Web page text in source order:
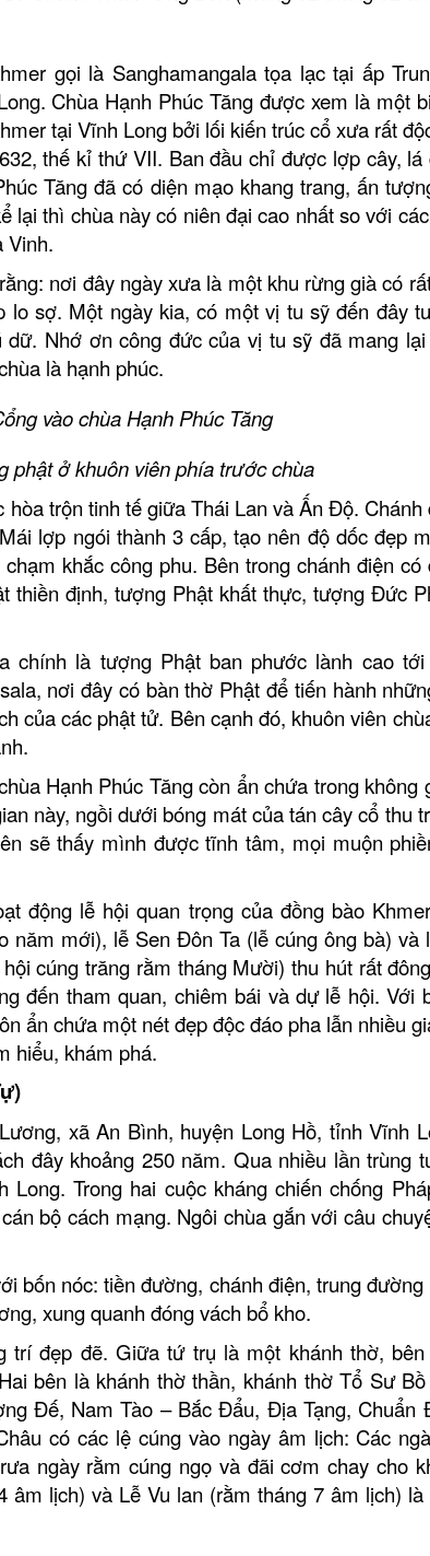
gọi là Sanghamangala tọa lạc tại ấp
Chùa Hạnh Phúc Tăng được xem là một
tại Vĩnh Long bởi lối kiến trúc cổ xưa rất
thế kỉ thứ VII. Ban đầu chỉ được lợp cây,
Tăng đã có diện mạo khang trang, ấn
lại thì chùa này có niên đại cao nhất so với
Vinh.
nơi đây ngày xưa là một khu rừng già có
lo sợ. Một ngày kia, có một vị tu sỹ đến đây
Nhớ ơn công đức của vị tu sỹ đã mang
là hạnh phúc.
vào chùa Hạnh Phúc Tăng
phật ở khuôn viên phía trước chùa
hòa trộn tinh tế giữa Thái Lan và Ấn Độ.
lợp ngói thành 3 cấp, tạo nên độ dốc đẹp
khắc công phu. Bên trong chánh điện
thiền định, tượng Phật khất thực, tượng Đức
chính là tượng Phật ban phước lành cao
nơi đây có bàn thờ Phật để tiến hành
của các phật tử. Bên cạnh đó, khuôn viên
Hạnh Phúc Tăng còn ẩn chứa trong không
này, ngồi dưới bóng mát của tán cây cổ thu
sẽ thấy mình được tĩnh tâm, mọi muộn
động lễ hội quan trọng của đồng bào
năm mới), lễ Sen Đôn Ta (lễ cúng ông bà)
cúng trăng rằm tháng Mười) thu hút rất
đến tham quan, chiêm bái và dự lễ hội.Với
ẩn chứa một nét đẹp độc đáo pha lẫn nhiều
hiểu, khám phá.
xã An Bình, huyện Long Hồ, tỉnh Vĩnh
đây khoảng 250 năm. Qua nhiều lần trùng
Long.Trong hai cuộc kháng chiến chống
bộ cách mạng. Ngôi chùa gắn với câu
bốn nóc: tiền đường, chánh điện, trung đường
xung quanh đóng vách bổ kho.
trí đẹp đẽ. Giữa tứ trụ là một khánh thờ,
bên là khánh thờ thần, khánh thờ Tổ Sư
Đế, Nam Tào – Bắc Đẩu, Địa Tạng, Chuẩn
có các lệ cúng vào ngày âm lịch: Các
ngày rằm cúng ngọ và đãi cơm chay cho
âm lịch) vàLễ Vu lan (rằm tháng 7 âm lịch) là